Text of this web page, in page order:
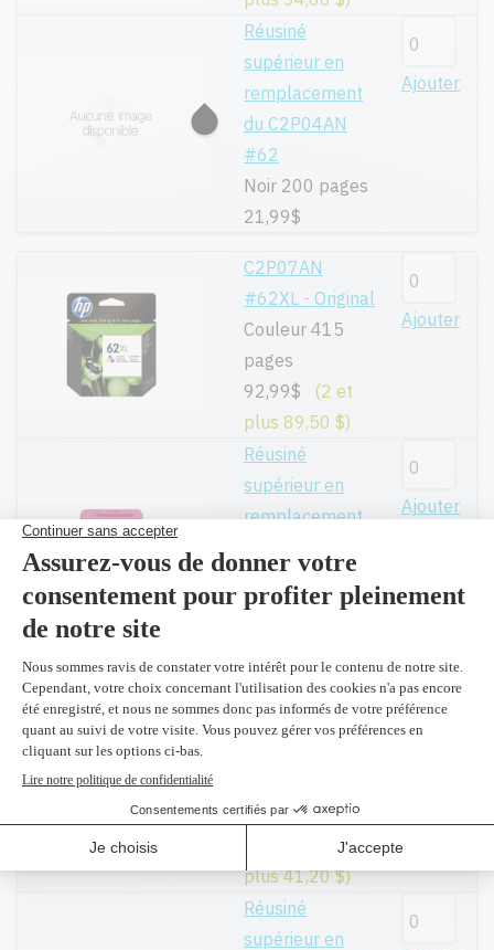
Réusiné
supérieur en
remplacement
du C2P04AN
#62
Noir 200 pages
21,99$
Ajouter
C2P07AN
#62XL - Original
Couleur 415
pages
92,99$
(2 et
plus 89,50 $)
Ajouter
Réusiné
supérieur en
remplacement
#62XL
Couleur 415
44,99$
Ajouter
C2P06AN #62 -
pages
(2 et
plus 41,20 $)
Réusiné
supérieur en